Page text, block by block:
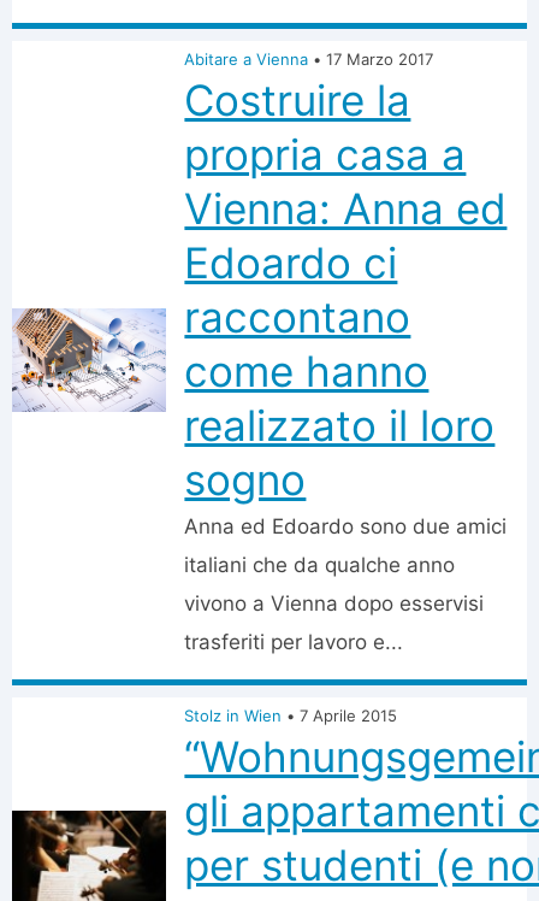
Abitare a Vienna • 17 Marzo 2017
Costruire la
propria casa a
Vienna: Anna ed
Edoardo ci
raccontano
come hanno
realizzato il loro
sogno
Anna ed Edoardo sono due amici
italiani che da qualche anno
vivono a Vienna dopo esservisi
trasferiti per lavoro e...
Stolz in Wien • 7 Aprile 2015
gli appartamenti
per studenti (e